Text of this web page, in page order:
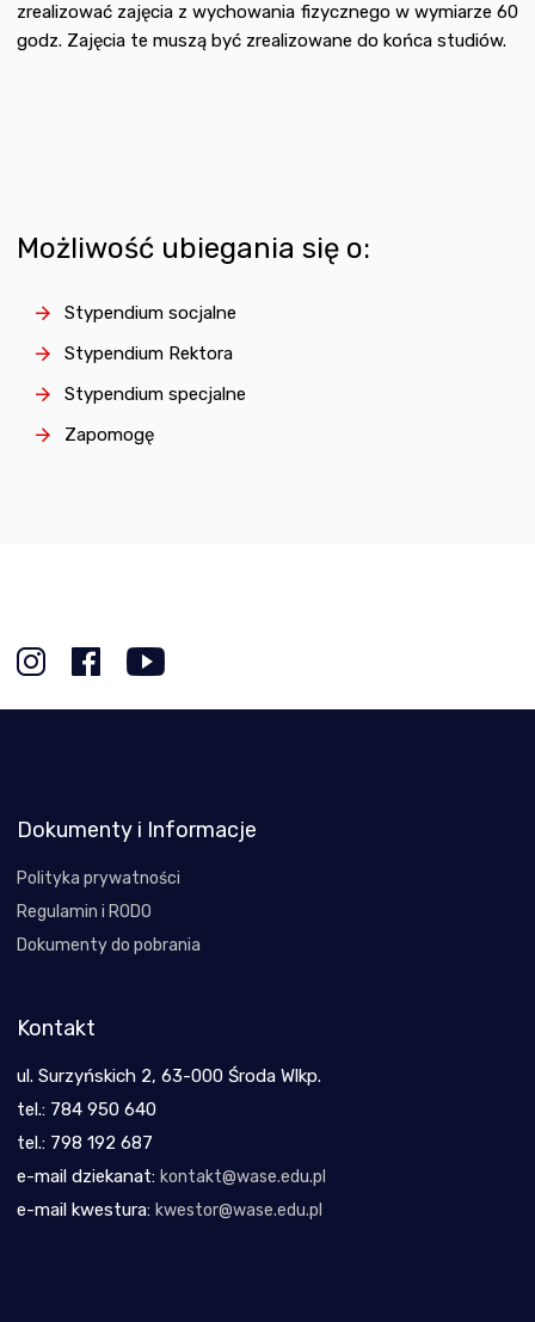
zrealizować zajęcia z wychowania fizycznego w wymiarze 60
godz. Zajęcia te muszą być zrealizowane do końca studiów.
Możliwość ubiegania się o:
Stypendium socjalne
Stypendium Rektora
Stypendium specjalne
Zapomogę
Dokumenty i Informacje
Polityka prywatności
Regulamin i RODO
Dokumenty do pobrania
Kontakt
ul. Surzyńskich 2, 63-000 Środa Wlkp.
tel.: 784 950 640
tel.: 798 192 687
e-mail dziekanat: kontakt@wase.edu.pl
e-mail kwestura: kwestor@wase.edu.pl